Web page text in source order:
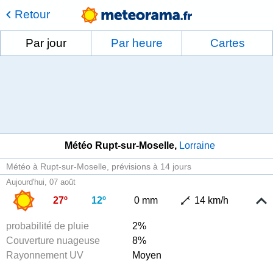
Retour
Par jour Par heure Cartes
Météo Rupt-sur-Moselle Lorraine
Météo à Rupt-sur-Moselle prévisions à 14 jours
Aujourd'hui, 07 août
27º 12º 0 mm 14 km/h
probabilité de pluie
2%
Couverture nuageuse
8%
Rayonnement UV
Moyen